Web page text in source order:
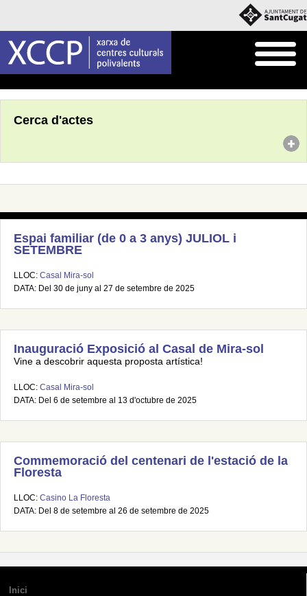
Cerca d'actes
Espai familiar (de 0 a 3 anys) JULIOL i
SETEMBRE
LLOC: Casal Mira-sol
DATA: Del 30 de juny al 27 de setembre de 2025
Inauguració Exposició al Casal de Mira-sol
Vine a descobrir aquesta proposta artística!
LLOC: Casal Mira-sol
DATA: Del 6 de setembre al 13 d'octubre de 2025
Commemoració del centenari de l'estació de la
Floresta
LLOC: Casino La Floresta
DATA: Del 8 de setembre al 26 de setembre de 2025
Inici